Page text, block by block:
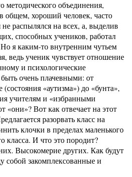
методического объединения,
общем, хороший человек, часто
распылялся на всех, а, выделив
способных учеников, работал
я каким-то внутренним чутьем
ведь ученик чувствует отношение
и психологические
очень плачевными: от
«аутизма») до «бунта»,
учителям и «избранными
«они»? Вот как отвечает на этот
разорвать класс на
клочки в пределах маленького
класса. И что это породит?
Высокомерие других. Как будут
собой закомплексованные и